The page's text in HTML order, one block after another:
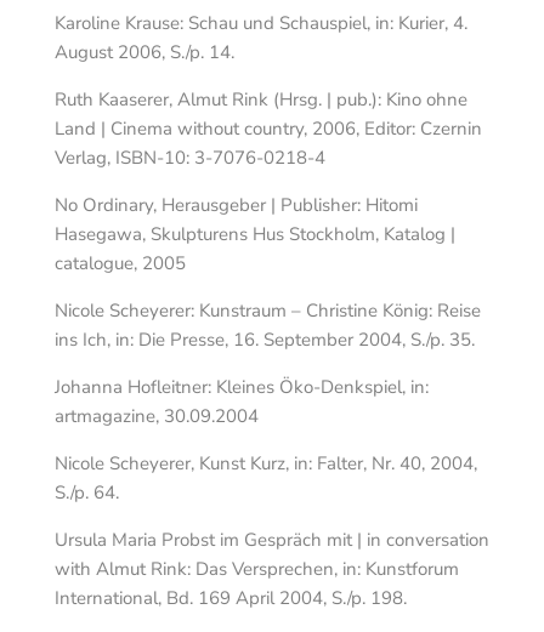
Karoline Krause: Schau und Schauspiel, in: Kurier, 4.
August 2006, S./p. 14.
Ruth Kaaserer, Almut Rink (Hrsg. | pub.): Kino ohne
Land | Cinema without country, 2006, Editor: Czernin
Verlag, ISBN-10: 3-7076-0218-4
No Ordinary, Herausgeber | Publisher: Hitomi
Hasegawa, Skulpturens Hus Stockholm, Katalog |
catalogue, 2005
Nicole Scheyerer: Kunstraum – Christine König: Reise
ins Ich, in: Die Presse, 16. September 2004, S./p. 35.
Johanna Hofleitner: Kleines Öko-Denkspiel, in:
artmagazine, 30.09.2004
Nicole Scheyerer, Kunst Kurz, in: Falter, Nr. 40, 2004,
S./p. 64.
Ursula Maria Probst im Gespräch mit | in conversation
with Almut Rink: Das Versprechen, in: Kunstforum
International, Bd. 169 April 2004, S./p. 198.